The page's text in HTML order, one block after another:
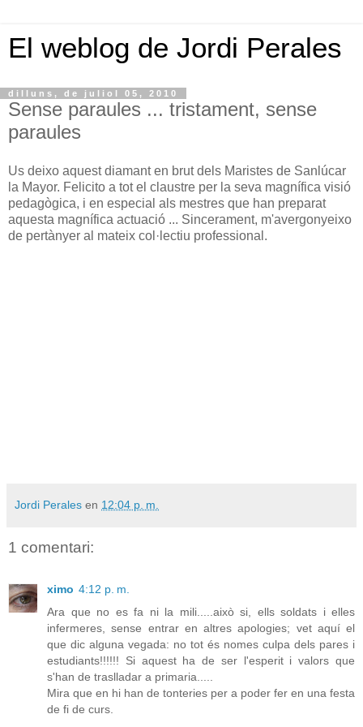
El weblog de Jordi Perales
dilluns, de juliol 05, 2010
Sense paraules ... tristament, sense
paraules
Us deixo aquest diamant en brut dels Maristes de Sanlúcar
la Mayor. Felicito a tot el claustre per la seva magnífica visió
pedagògica, i en especial als mestres que han preparat
aquesta magnífica actuació ... Sincerament, m'avergonyeixo
de pertànyer al mateix col·lectiu professional.
Jordi Perales en 12:04 p. m.
1 comentari:
ximo 4:12 p. m.
Ara que no es fa ni la mili.....això si, ells soldats i elles
infermeres, sense entrar en altres apologies; vet aquí el
que dic alguna vegada: no tot és nomes culpa dels pares i
estudiants!!!!!! Si aquest ha de ser l'esperit i valors que
s'han de traslladar a primaria.....
Mira que en hi han de tonteries per a poder fer en una festa
de fi de curs.